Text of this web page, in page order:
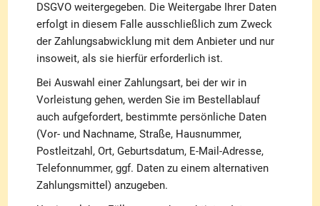
DSGVO weitergegeben. Die Weitergabe Ihrer Daten
erfolgt in diesem Falle ausschließlich zum Zweck
der Zahlungsabwicklung mit dem Anbieter und nur
insoweit, als sie hierfür erforderlich ist.
Bei Auswahl einer Zahlungsart, bei der wir in
Vorleistung gehen, werden Sie im Bestellablauf
auch aufgefordert, bestimmte persönliche Daten
(Vor- und Nachname, Straße, Hausnummer,
Postleitzahl, Ort, Geburtsdatum, E-Mail-Adresse,
Telefonnummer, ggf. Daten zu einem alternativen
Zahlungsmittel) anzugeben.